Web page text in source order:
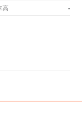
高 -